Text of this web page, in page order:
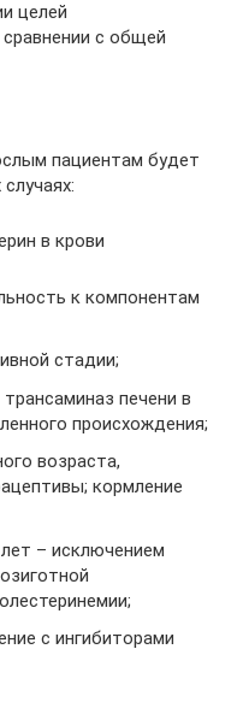
целей
с общей
пациентам будет
в крови
к компонентам
стадии;
печени в
происхождения;
возраста,
кормление
– исключением
с ингибиторами